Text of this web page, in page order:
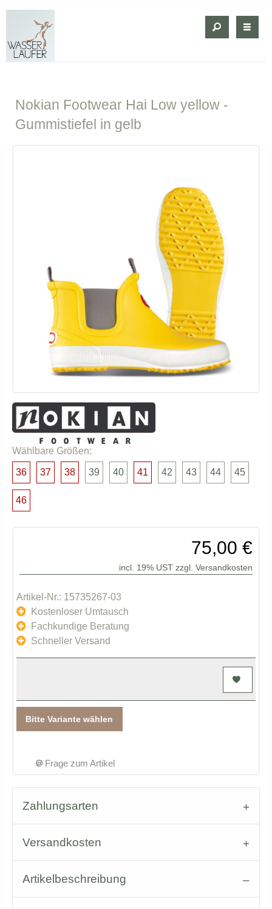
Nokian Footwear Hai Low yellow -
Gummistiefel in gelb
Wählbare Größen:
36 37 38 39 40 41 42 43 44 45
46
75,00 €
incl. 19% UST zzgl. Versandkosten
Artikel-Nr.: 15735267-03
Kostenloser Umtausch
Fachkundige Beratung
Schneller Versand
Bitte Variante wählen
Frage zum Artikel
Zahlungsarten
Versandkosten
Artikelbeschreibung